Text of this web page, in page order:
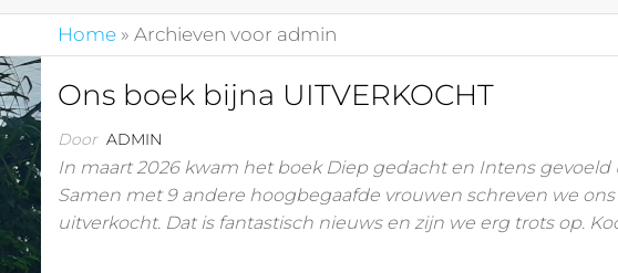
Home » Archieven voor admin
Ons boek bijna UITVERKOCHT
Door ADMIN
In maart 2026 kwam het boek Diep gedacht en Intens gevoeld
Samen met 9 andere hoogbegaafde vrouwen schreven we
uitverkocht. Dat is fantastisch nieuws en zijn we erg trots op.